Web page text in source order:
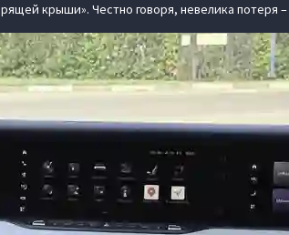
крыши». Честно говоря, невелика